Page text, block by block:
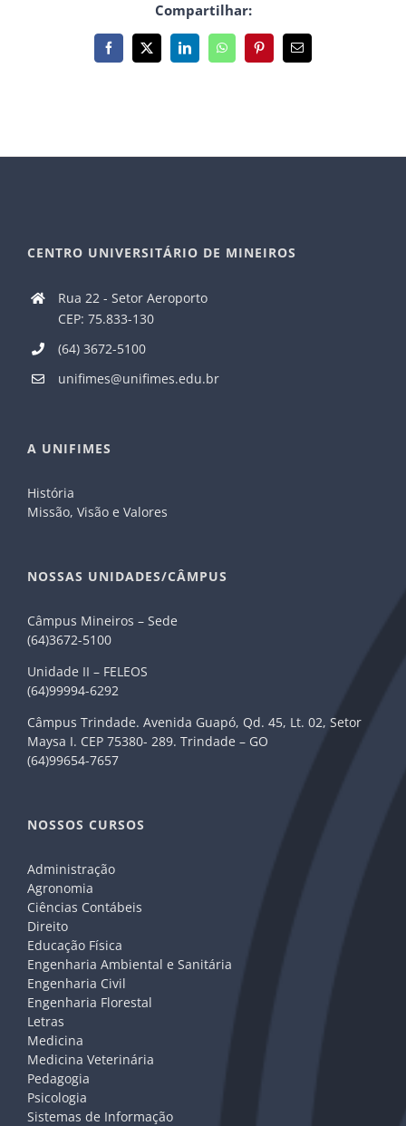
Compartilhar:
Facebook
X LinkedInWhatsAppPinterest
E-
mail
CENTRO UNIVERSITÁRIO DE MINEIROS
Rua 22 - Setor Aeroporto
CEP: 75.833-130
(64) 3672-5100
unifimes@unifimes.edu.br
A UNIFIMES
História
Missão, Visão e Valores
NOSSAS UNIDADES/CÂMPUS
Câmpus Mineiros – Sede
(64)3672-5100
Unidade II – FELEOS
(64)99994-6292
Câmpus Trindade. Avenida Guapó, Qd. 45, Lt. 02, Setor
Maysa I. CEP 75380- 289. Trindade – GO
(64)99654-7657
NOSSOS CURSOS
Administração
Agronomia
Ciências Contábeis
Direito
Educação Física
Engenharia Ambiental e Sanitária
Engenharia Civil
Engenharia Florestal
Letras
Medicina
Medicina Veterinária
Pedagogia
Psicologia
Sistemas de Informação